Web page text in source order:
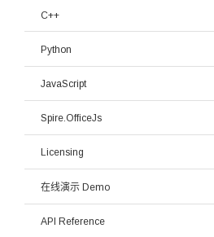
C++
Python
JavaScript
Spire.OfficeJs
Licensing
在线演示 Demo
API Reference